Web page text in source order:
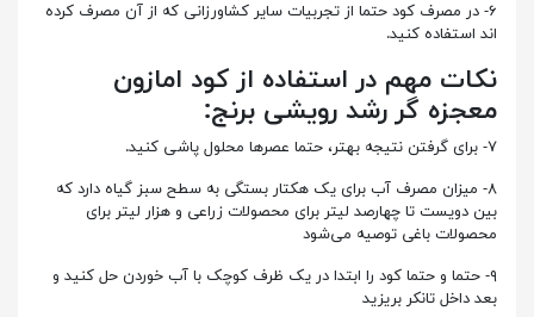
۶- در مصرف کود حتما از تجربیات سایر کشاورزانی که از آن مصرف کرده
اند استفاده کنید.
نکات مهم در استفاده از کود امازون
معجزه گر رشد رویشی برنج:
۷- برای گرفتن نتیجه بهتر، حتما عصرها محلول پاشی کنید.
۸- میزان مصرف آب برای یک هکتار بستگی به سطح سبز گیاه دارد که
بین دویست تا چهارصد لیتر برای محصولات زراعی و هزار لیتر برای
محصولات باغی توصیه می‌شود
۹- حتما و حتما کود را ابتدا در یک ظرف کوچک با آب خوردن حل کنید و
بعد داخل تانکر بریزید